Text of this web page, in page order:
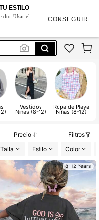
CONSEGUIR
ESTILO
dto.!Usar el
Ropa Para Niñas De 12 A 14 Años
Vestidos
Niñas (8-12)
Ropa de Playa
Niñas (8-12)
Precio
Filtros
Talla Estilo Color
8-12 Years